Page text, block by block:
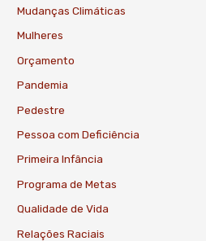
Mudanças Climáticas
Mulheres
Orçamento
Pandemia
Pedestre
Pessoa com Deficiência
Primeira Infância
Programa de Metas
Qualidade de Vida
Relações Raciais